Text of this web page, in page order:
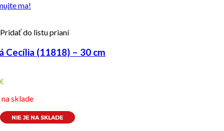
ma!
Pridať do listu prianí
Cecília (11818) – 30 cm
€
sklade